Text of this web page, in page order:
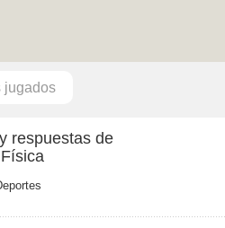
jugados
respuestas de